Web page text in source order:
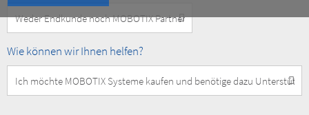
Customer
Type
How
help
you?
Wie können wir Ihnen helfen?